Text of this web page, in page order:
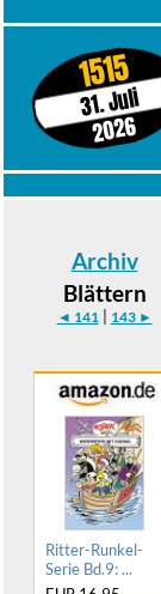
1515
31. Juli
2026
Archiv
Blättern
◄ 141 | 143 ►
Ritter-Runkel-
Serie Bd.9: ...